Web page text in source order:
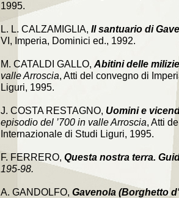
1995.
L. L. CALZAMIGLIA, Il santuario di
VI, Imperia, Dominici ed., 1992.
M. CATALDI GALLO, Abitini delle
valle Arroscia, Atti del convegno di
Liguri, 1995.
J. COSTA RESTAGNO, Uomini e
episodio del ’700 in valle Arroscia, Atti
Internazionale di Studi Liguri, 1995.
F. FERRERO, Questa nostra terra.
195-98.
A. GANDOLFO, Gavenola (Borghetto